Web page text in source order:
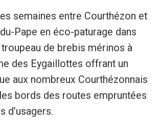
semaines entre Courthézon et
Pape en éco-paturage dans
troupeau de brebis mérinos à
des Eygaillottes offrant un
aux nombreux Courthézonnais
bords des routes empruntées
d’usagers.